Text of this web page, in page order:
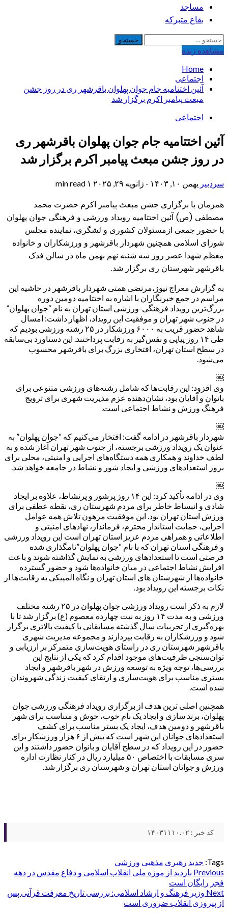
مساجد
بقاع متبرکه
جستجو
برای:
مشاهده‌ زنده
Home
اجتماعی
آئین اختتامیه جام جوان پهلوان باقرشهر ری در روز جشن
مبعث پیامبر اکرم برگزار شد
اجتماعی
آئین اختتامیه جام جوان پهلوان باقرشهر ری
در روز جشن مبعث پیامبر اکرم برگزار شد
سردبیر بهمن ۱۰, ۱۴۰۳ - ژانویه ۲۹, ۲۰۲۵ ۱ min read
همزمان با برگزاری جشن مبعث پیامبر اکرم حضرت محمد
مصطفی (ص) آئین اختتامیه رویداد ورزشی و فرهنگی جوان پهلوان
با حضور جمعی ازمسئولان کشوری و لشگری، نماینده مجلس
شورای اسلامی همچنین شهردار باقرشهر و ورزشکاران و خانواده
معظم شهدا عصر روز سه شنبه نهم بهمن ماه در سالن فدک
باقرشهر شهرستان ری برگزار شد.
به گزارش معراج نیوز،مرتضی همتی شهردار باقرشهر در حاشیه این
مراسم در جمع خبرنگاران با اشاره به اختتامیه دومین دوره
بزرگ‌ترین رویداد فرهنگی-ورزشی استان تهران به نام “جوان پهلوان”
در جنوب شهر تهران و موفقیت این رویداد، اظهار داشت: امسال
شاهد حضور قریب به ۶۰۰۰ ورزشکار در ۲۵ رشته ورزشی بودیم که
طی ۱۴ روز پیاپی و نفس‌گیر به رقابت پرداختند. این دستاورد بی‌سابقه
در سطح استان تهران، افتخاری بزرگ برای باقرشهر محسوب
می‌شود.
￼
وی افزود: این رقابت‌ها که شامل رشته‌های ورزشی متنوعی برای
بانوان و آقایان بود، نشان‌دهنده عزم مدیریت شهری برای ترویج
فرهنگ ورزش و نشاط اجتماعی است.
￼
شهردار باقرشهر در ادامه گفت: افتخار می‌کنیم که “جوان پهلوان” به
عنوان یک رویداد ورزشی برجسته، از جنوب شهر تهران آغاز شده و به
لطف خداوند و همکاری همه دستگاه‌های اجرایی و امنیتی، محلی برای
بروز استعدادهای ورزشی و ایجاد شور و نشاط در جامعه خواهد شد.
￼
وی در ادامه تأکید کرد: این ۱۴ روز پرشور و پرنشاط، علاوه بر ایجاد
شادی و انبساط خاطر برای مردم شهرستان ری، نقطه عطفی برای
ورزش استان تهران بود. این موفقیت مرهون تلاش همه عوامل
اجرایی، حمایت استاندار محترم، فرماندار، نهادهای امنیتی و
اطلاعاتی و همراهی مردم عزیز استان تهران است این رویداد ورزشی
و فرهنگی استان تهران که با نام “جوان پهلوان”نامگذاری شده
فرصتی است تا استعدادهای ورزشی به نمایش گذاشته شوند و باعث
افزایش نشاط اجتماعی در میان خانواده‌ها شود و حضور گسترده
خانواده‌ها از شهرستان های استان تهران و نگاه المپیکی به رقابت‌ها از
نکات برجسته این رویداد بود.
لازم به ذکر است رویداد ورزشی جوان پهلوان در ۲۵ رشته مختلف
ورزشی و به مدت ۱۴ روز به نیت چهارده معصوم (ع) برگزار شد تا با
بهره‌گیری از تجربیات سال گذشته مسابقانی با کیفیت بالاتری برگزار
شود و ورزشکاران به رقابت بپردازند و مجموعه مدیریت شهری
باقرشهر شهرستان ری در راستای هویت‌سازی متمرکز بر ارزیابی و
توان‌سنجی ظرفیت‌های موجود اقدام کرد که یکی از نتایج این
بررسی‌ها، توجه ویژه به توسعه ورزش در شهر باقرشهر و ایجاد
بستری مناسب برای هویت‌سازی و ارتقای کیفیت زندگی شهروندان
شده است.
همچنین اصلی ترین هدف از برگزاری رویداد فرهنگی ورزشی جوان
پهلوان، برند سازی و ایجاد یک نام خوب، خوش و متناسب برای شهر
باقرشهر و دومین هدف، ایجاد یک بستر مناسب برای کشف
استعدادهای جوانان این شهر است که بیش از ۶ هزار ورزشکار برای
حضور در این رویداد که در سطح آقایان و بانوان حضور داشتند و این
سری مسابقات با اختصاص ۵۰ میلیارد ریال در کنار نظارت اداره
ورزش و جوانان استان تهران و شهرستان ری برگزار شد.
کد خبر : ۱۴۰۳۱۱۱۰.۰۲
Tags: جدید رهبری مذهبی ورزشی
Post
navigation
Previous بازدید از موزه ملی انقلاب اسلامی و دفاع مقدس در دهه
فجر رایگان است
Next وزیر فرهنگ و ارشاد اسلامی: بررسی تاریخ معرفت قرآنی پس
از پیروزی انقلاب ضروری است